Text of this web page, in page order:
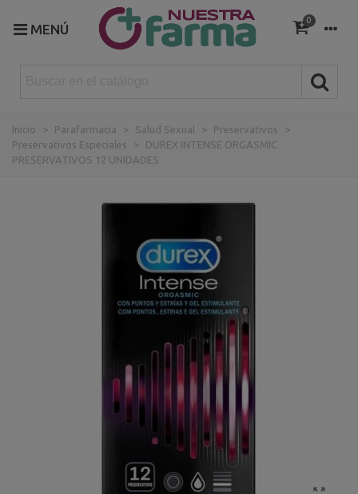
MENÚ
0
Inicio > Parafarmacia > Salud Sexual > Preservativos
>
Preservativos Especiales
>
DUREX INTENSE ORGASMIC
PRESERVATIVOS 12 UNIDADES